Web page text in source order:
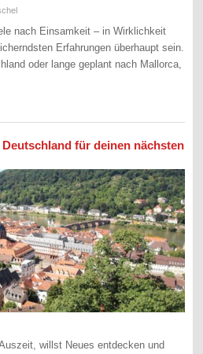
nach Einsamkeit – in Wirklichkeit
Erfahrungen überhaupt sein.
oder lange geplant nach Mallorca,
für deinen nächsten
willst Neues entdecken und